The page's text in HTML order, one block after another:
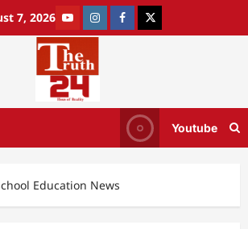
7, 2026
Youtube
Education News